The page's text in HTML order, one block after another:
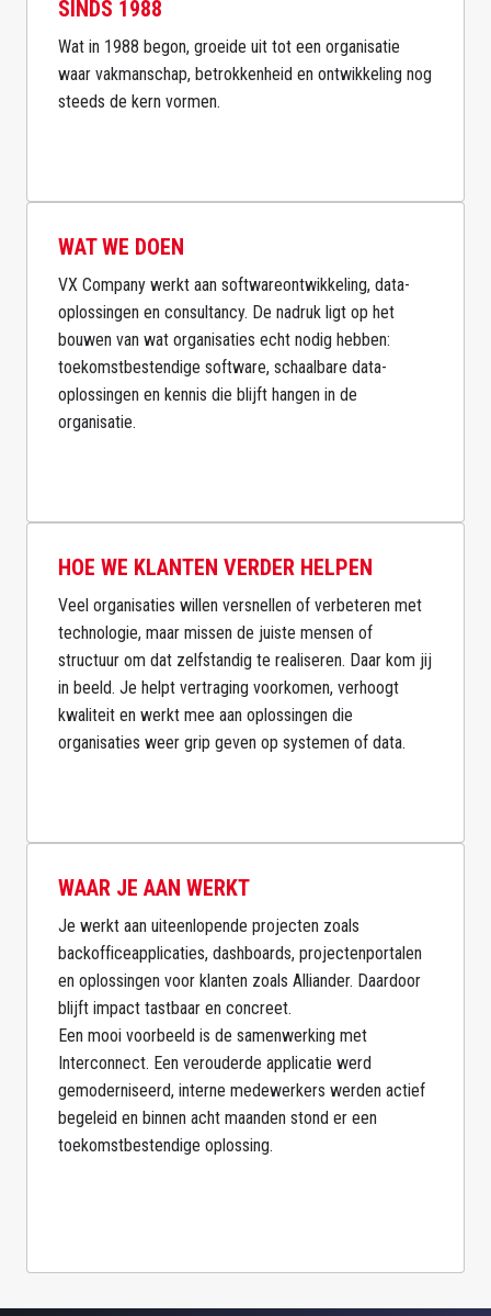
SINDS 1988
Wat in 1988 begon, groeide uit tot een organisatie
waar vakmanschap, betrokkenheid en ontwikkeling nog
steeds de kern vormen.
WAT WE DOEN
VX Company werkt aan softwareontwikkeling, data-
oplossingen en consultancy. De nadruk ligt op het
bouwen van wat organisaties echt nodig hebben:
toekomstbestendige software, schaalbare data-
oplossingen en kennis die blijft hangen in de
organisatie.
HOE WE KLANTEN VERDER HELPEN
Veel organisaties willen versnellen of verbeteren met
technologie, maar missen de juiste mensen of
structuur om dat zelfstandig te realiseren. Daar kom jij
in beeld. Je helpt vertraging voorkomen, verhoogt
kwaliteit en werkt mee aan oplossingen die
organisaties weer grip geven op systemen of data.
WAAR JE AAN WERKT
Je werkt aan uiteenlopende projecten zoals
backofficeapplicaties, dashboards, projectenportalen
en oplossingen voor klanten zoals Alliander. Daardoor
blijft impact tastbaar en concreet.
Een mooi voorbeeld is de samenwerking met
Interconnect. Een verouderde applicatie werd
gemoderniseerd, interne medewerkers werden actief
begeleid en binnen acht maanden stond er een
toekomstbestendige oplossing.